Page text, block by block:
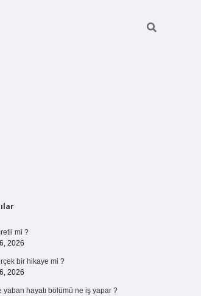
mi ?
2026
bir hikaye mi ?
2026
yaban hayatı bölümü ne iş yapar ?